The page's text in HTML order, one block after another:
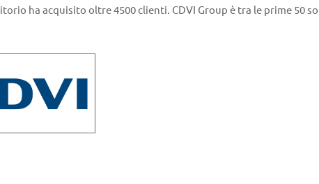
ha acquisito oltre 4500 clienti. CDVI Group è tra le prime